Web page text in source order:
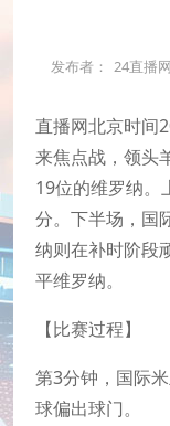
发布者： 24直播网
直播网北京时间
来焦点战，领头
19位的维罗纳。
分。下半场，国
纳则在补时阶段
平维罗纳。
【比赛过程】
第3分钟，国际
球偏出球门。